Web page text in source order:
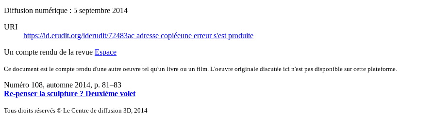
Diffusion numérique : 5 septembre 2014
URI
https://id.erudit.org/iderudit/72483ac adresse copiéeune erreur s'est produite
Un compte rendu de la revue Espace
Ce document est le compte rendu d'une autre oeuvre tel qu'un livre ou un film. L'oeuvre originale discutée ici n'est pas disponible sur cette plateforme.
Numéro 108, automne 2014, p. 81–83
Re-penser la sculpture ? Deuxième volet
Tous droits réservés © Le Centre de diffusion 3D, 2014